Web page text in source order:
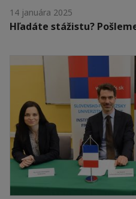
14 januára 2025
Hľadáte stážistu?